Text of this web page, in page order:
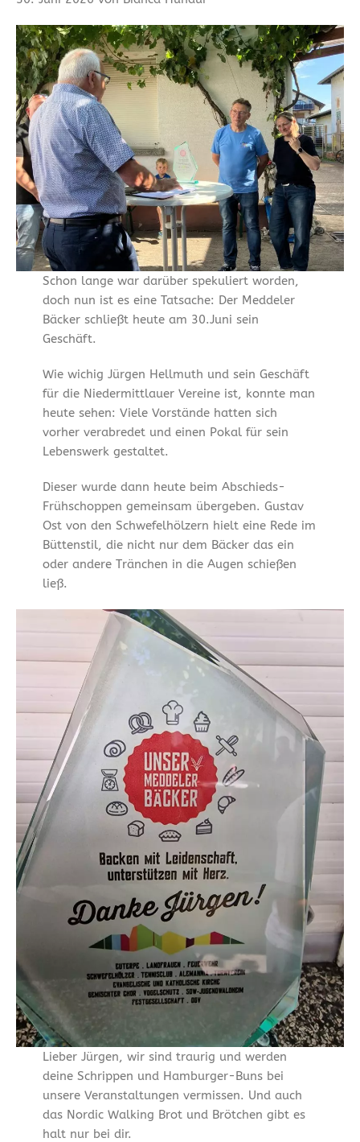
Schon lange war darüber spekuliert worden,
doch nun ist es eine Tatsache: Der Meddeler
Bäcker schließt heute am 30.Juni sein
Geschäft.
Wie wichig Jürgen Hellmuth und sein Geschäft
für die Niedermittlauer Vereine ist, konnte man
heute sehen: Viele Vorstände hatten sich
vorher verabredet und einen Pokal für sein
Lebenswerk gestaltet.
Dieser wurde dann heute beim Abschieds-
Frühschoppen gemeinsam übergeben. Gustav
Ost von den Schwefelhölzern hielt eine Rede im
Büttenstil, die nicht nur dem Bäcker das ein
oder andere Tränchen in die Augen schießen
ließ.
Lieber Jürgen, wir sind traurig und werden
deine Schrippen und Hamburger-Buns bei
unsere Veranstaltungen vermissen. Und auch
das Nordic Walking Brot und Brötchen gibt es
halt nur bei dir.